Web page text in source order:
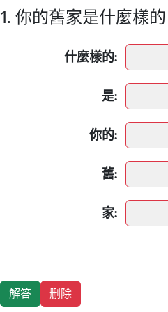
1. 你的舊家是什麼樣
什麼樣的:
是:
你的:
舊:
家: